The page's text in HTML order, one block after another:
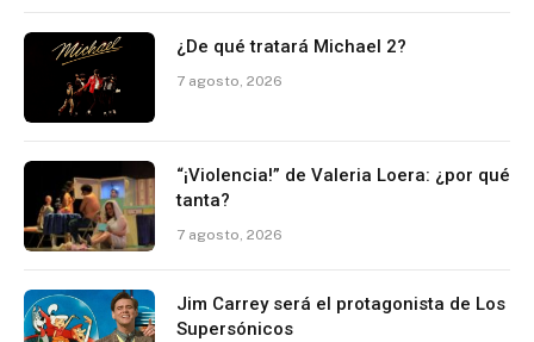
¿De qué tratará Michael 2?
7 agosto, 2026
“¡Violencia!” de Valeria Loera: ¿por qué
tanta?
7 agosto, 2026
Jim Carrey será el protagonista de Los
Supersónicos